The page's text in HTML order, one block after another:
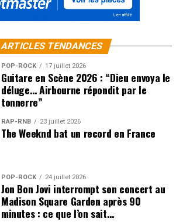
ARTICLES TENDANCES
POP-ROCK 17 juillet 2026
Guitare en Scène 2026 : “Dieu envoya le
déluge… Airbourne répondit par le
tonnerre”
RAP-RNB 23 juillet 2026
The Weeknd bat un record en France
POP-ROCK 24 juillet 2026
Jon Bon Jovi interrompt son concert au
Madison Square Garden après 90
minutes : ce que l’on sait…